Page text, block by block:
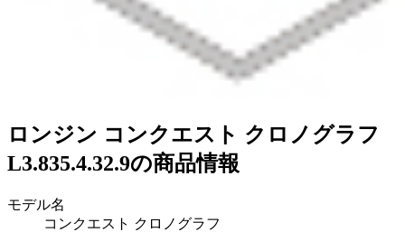
ロンジン コンクエスト クロノグラフ
L3.835.4.32.9の商品情報
モデル名
コンクエスト クロノグラフ